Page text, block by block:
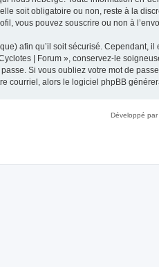
soit obligatoire ou non, reste à la
vous pouvez souscrire ou non à
afin qu’il soit sécurisé. Cependant,
| Forum », conservez-le
Si vous oubliez votre mot de
courriel, alors le logiciel phpBB
Développé par